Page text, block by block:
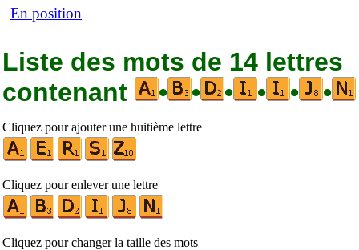
En position
Liste des mots de 14 lettres
contenant
• • • • • •
Cliquez pour ajouter une huitième lettre
Cliquez pour enlever une lettre
Cliquez pour changer la taille des mots